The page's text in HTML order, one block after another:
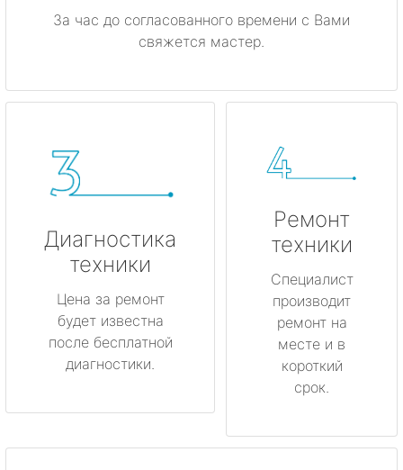
За час до согласованного времени с Вами
свяжется мастер.
Диагностика
техники
Цена за ремонт
будет известна
после бесплатной
диагностики.
Ремонт
техники
Специалист
производит
ремонт на
месте и в
короткий
срок.